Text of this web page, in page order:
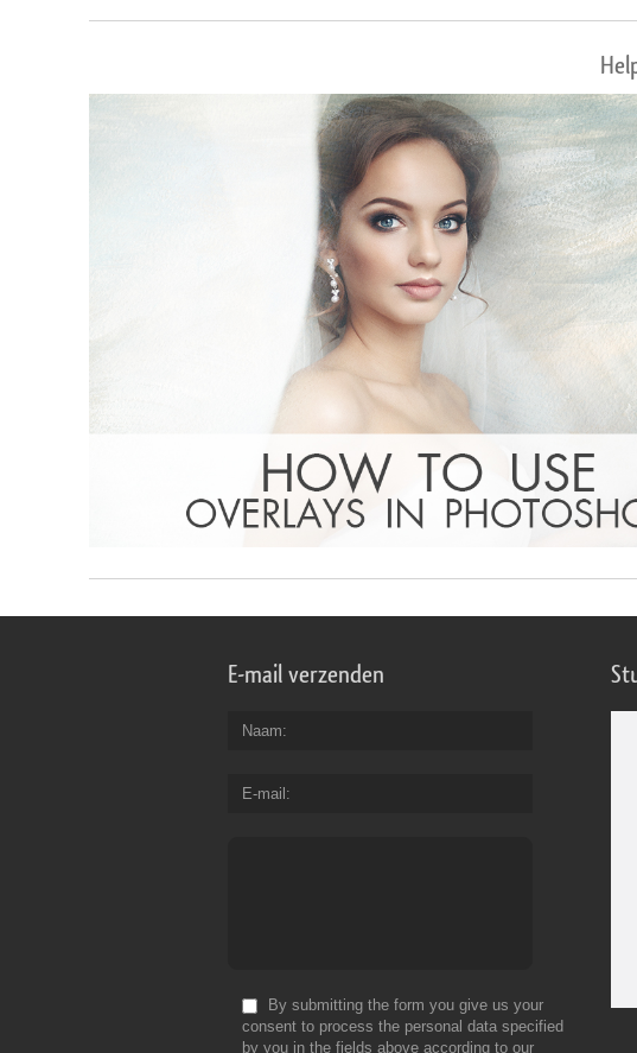
E-mail verzenden
Naam
E-mail
By submitting the form you give us your
consent to process the personal data specified
by you in the fields above according to our